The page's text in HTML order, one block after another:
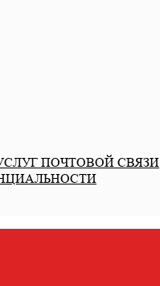
ПОЧТОВОЙ СВЯЗИ